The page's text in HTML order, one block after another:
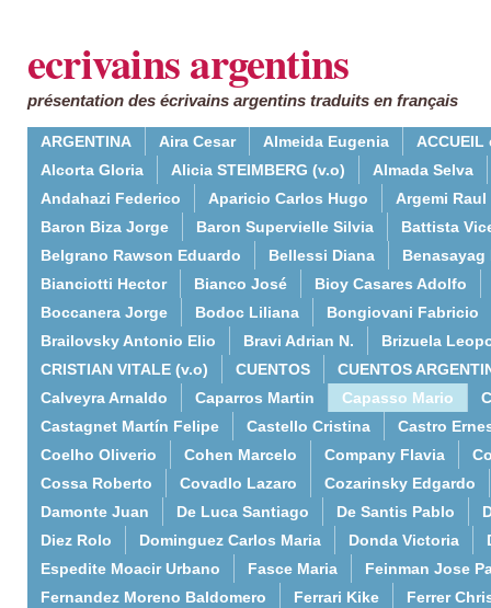
ecrivains argentins
présentation des écrivains argentins traduits en français
ARGENTINA Aira Cesar Almeida Eugenia
ACCUEIL
Alcorta Gloria
Alicia STEIMBERG (v.o)
Almada Selva
Andahazi Federico
Aparicio Carlos Hugo
Argemi Raul
Baron Biza Jorge
Baron Supervielle Silvia
Battista
Belgrano Rawson Eduardo
Bellessi Diana
Benasayag
Bianciotti Hector
Bianco José
Bioy Casares Adolfo
Boccanera Jorge
Bodoc Liliana
Bongiovani Fabricio
Brailovsky Antonio Elio
Bravi Adrian N.
Brizuela
CRISTIAN VITALE (v.o)
CUENTOS
CUENTOS
Calveyra Arnaldo
Caparros Martin Capasso Mario
Castagnet Martín Felipe
Castello Cristina
Castro
Coelho Oliverio
Cohen Marcelo Company Flavia
Cossa Roberto
Covadlo Lazaro
Cozarinsky Edgardo
Damonte Juan
De Luca Santiago De Santis Pablo
Diez Rolo
Dominguez Carlos Maria Donda Victoria
Espedite Moacir Urbano
Fasce Maria
Feinman Jose
Fernandez Moreno Baldomero
Ferrari Kike
Ferrer